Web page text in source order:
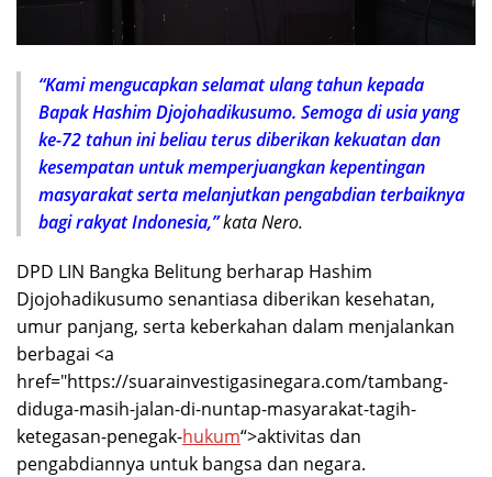
“Kami mengucapkan selamat ulang tahun kepada
Bapak Hashim Djojohadikusumo. Semoga di usia yang
ke-72 tahun ini beliau terus diberikan kekuatan dan
kesempatan untuk memperjuangkan kepentingan
masyarakat serta melanjutkan pengabdian terbaiknya
bagi rakyat Indonesia,”kata Nero.
DPD LIN Bangka Belitung berharap Hashim
Djojohadikusumo senantiasa diberikan kesehatan,
umur panjang, serta keberkahan dalam menjalankan
berbagai <a
href="https://suarainvestigasinegara.com/tambang-
diduga-masih-jalan-di-nuntap-masyarakat-tagih-
ketegasan-penegak-hukum“>aktivitas dan
pengabdiannya untuk bangsa dan negara.